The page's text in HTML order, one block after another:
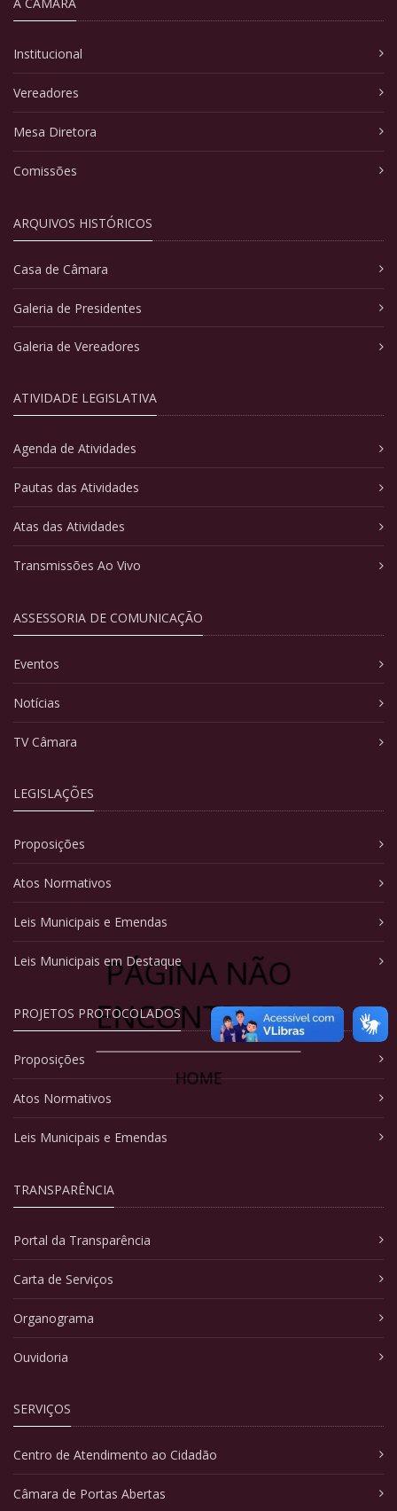
PÁGINA NÃO
ENCONTRADA
HOME
Institucional
Vereadores
Mesa Diretora
Comissões
ARQUIVOS HISTÓRICOS
Casa de Câmara
Galeria de Presidentes
Galeria de Vereadores
ATIVIDADE LEGISLATIVA
Agenda de Atividades
Pautas das Atividades
Atas das Atividades
Transmissões Ao Vivo
ASSESSORIA DE COMUNICAÇÃO
Eventos
Notícias
TV Câmara
LEGISLAÇÕES
Proposições
Atos Normativos
Leis Municipais e Emendas
Leis Municipais em Destaque
PROJETOS PROTOCOLADOS
Proposições
Atos Normativos
Leis Municipais e Emendas
TRANSPARÊNCIA
Portal da Transparência
Carta de Serviços
Organograma
Ouvidoria
SERVIÇOS
Centro de Atendimento ao Cidadão
Câmara de Portas Abertas